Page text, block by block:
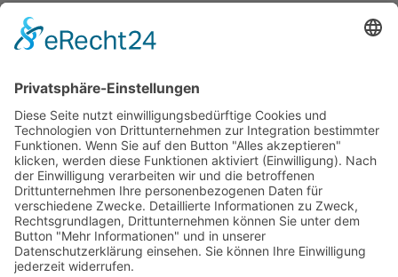
und individuelle Behandlung für Ihre
Augenprobleme zu gewährleisten. Ein
Gesundheit und das Wohlbefinden von Kindern zu
betreuen. Sie bieten umfassende
Vorsorgeuntersuchungen, Impfungen, Behandlung
von akuten und chronischen Erkrankungen sowie
Beratung für Eltern in verschiedenen
medizinischen Bereichen an. Unsere Kinderärzte
Bad Essen sind einfühlsam, kinderfreundlich und
haben langjährige Erfahrung in der Betreuung von
Kindern aller Altersgruppen. Unser